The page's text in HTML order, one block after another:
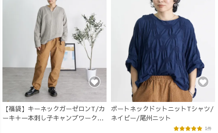
【福袋】キーネックガーゼロンT/カ
ーキ＋一本刺し子キャンプワークパ
ボートネックドットニットTシャツ/
ネイビー/尾州ニット
1件